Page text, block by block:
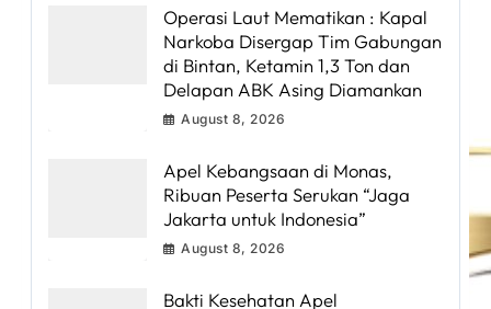
Operasi Laut Mematikan : Kapal
Narkoba Disergap Tim Gabungan
di Bintan, Ketamin 1,3 Ton dan
Delapan ABK Asing Diamankan
August 8, 2026
Apel Kebangsaan di Monas,
Ribuan Peserta Serukan “Jaga
Jakarta untuk Indonesia”
August 8, 2026
Bakti Kesehatan Apel